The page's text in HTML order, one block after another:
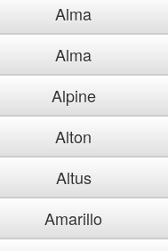
Alma
Alma
Alpine
Alton
Altus
Amarillo